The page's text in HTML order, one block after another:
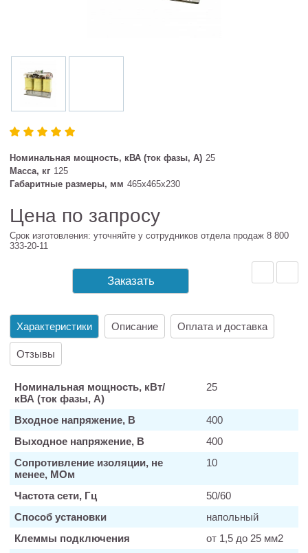
Номинальная мощность, кВА (ток фазы, А) 25
Масса, кг 125
Габаритные размеры, мм 465х465х230
Цена по запросу
Срок изготовления: уточняйте у сотрудников отдела продаж 8 800
333-20-11
Заказать
Характеристики Описание Оплата и доставка
Отзывы
Номинальная мощность, кВт/
кВА (ток фазы, А)
25
Входное напряжение, В
400
Выходное напряжение, В
400
Сопротивление изоляции, не
менее, МОм
10
Частота сети, Гц
50/60
Способ установки
напольный
Клеммы подключения
от 1,5 до 25 мм2